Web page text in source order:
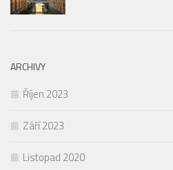
ARCHIVY
Říjen 2023
Září 2023
Listopad 2020